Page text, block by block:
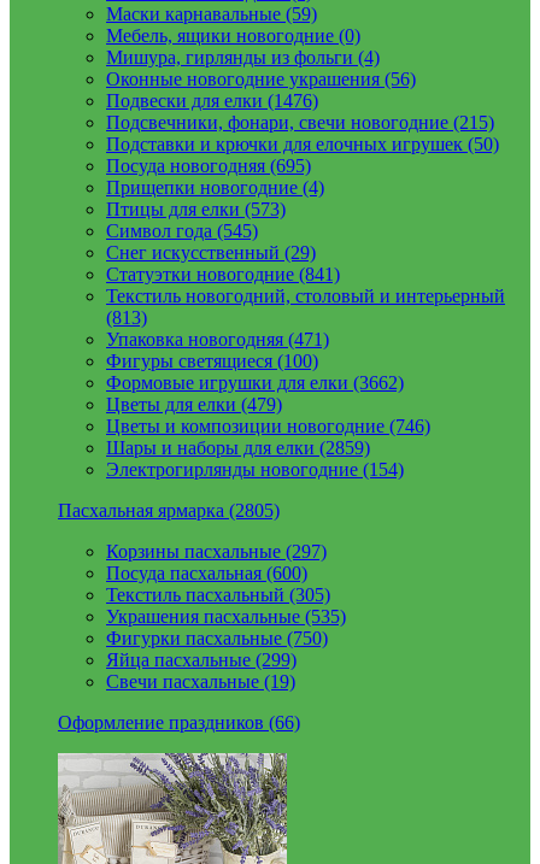
Маски карнавальные (59)
Мебель, ящики новогодние (0)
Мишура, гирлянды из фольги (4)
Оконные новогодние украшения (56)
Подвески для елки (1476)
Подсвечники, фонари, свечи новогодние (215)
Подставки и крючки для елочных игрушек (50)
Посуда новогодняя (695)
Прищепки новогодние (4)
Птицы для елки (573)
Символ года (545)
Снег искусственный (29)
Статуэтки новогодние (841)
Текстиль новогодний, столовый и интерьерный
(813)
Упаковка новогодняя (471)
Фигуры светящиеся (100)
Формовые игрушки для елки (3662)
Цветы для елки (479)
Цветы и композиции новогодние (746)
Шары и наборы для елки (2859)
Электрогирлянды новогодние (154)
Пасхальная ярмарка (2805)
Корзины пасхальные (297)
Посуда пасхальная (600)
Текстиль пасхальный (305)
Украшения пасхальные (535)
Фигурки пасхальные (750)
Яйца пасхальные (299)
Свечи пасхальные (19)
Оформление праздников (66)